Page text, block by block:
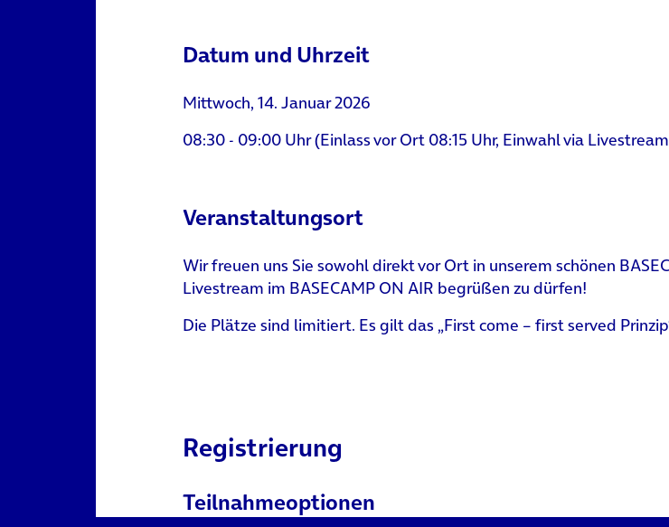
Datum und Uhrzeit
Mittwoch, 14. Januar 2026
08:30 - 09:00 Uhr (Einlass vor Ort 08:15 Uhr, Einwahl via
Veranstaltungsort
Wir freuen uns Sie sowohl direkt vor Ort in unserem schönen
Livestream im BASECAMP ON AIR begrüßen zu dürfen!
Die Plätze sind limitiert. Es gilt das „First come – first served
Registrierung
Teilnahmeoptionen